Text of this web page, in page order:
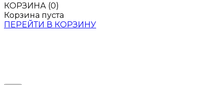
КОРЗИНА (0)
Корзина пуста
ПЕРЕЙТИ В КОРЗИНУ